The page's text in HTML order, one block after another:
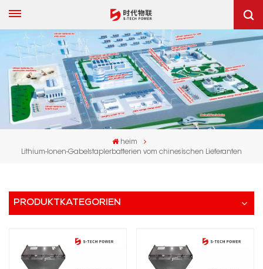
heim
Lithium-Ionen-Gabelstaplerbatterien vom chinesischen Lieferanten
PRODUKTKATEGORIEN